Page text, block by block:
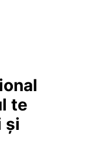
te
și